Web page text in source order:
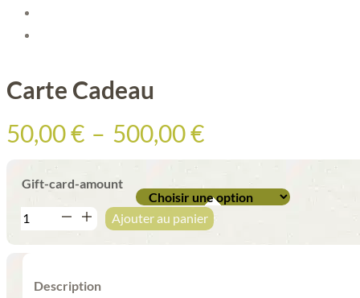
Carte Cadeau
50,00€ – 500,00€Plage
de
prix :
50,00 €
à
500,00 €
Gift-card-amount
quantité
Carte
Ajouter au panier
Description